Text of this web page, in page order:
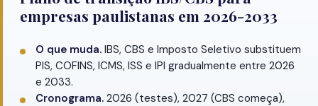
empresas paulistanas em 2026-2033
O que muda. IBS, CBS e Imposto Seletivo substituem
PIS, COFINS, ICMS, ISS e IPI gradualmente entre 2026
e 2033.
Cronograma. 2026 (testes), 2027 (CBS começa),